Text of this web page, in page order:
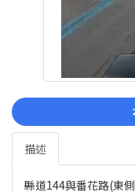
描述
縣道144與番花路(東